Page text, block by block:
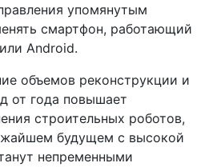
упомянутым
смартфон, работающий
Android.
объемов реконструкции и
от года повышает
строительных роботов,
будущем с высокой
непременными